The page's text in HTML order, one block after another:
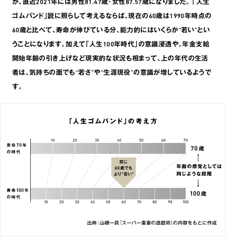
が､直近2021年には男性81.47歳･女性87.57歳になりました。 ｢人生
ゴムバンド｣説に照らして考えるならば､現在の60歳は1990年時点の
60歳と比べて､寿命が伸びている分､能力的にはいくらか“若い”とい
うことになります。加えて｢人生100年時代｣の意識浸透や､年金支給
開始年齢の引き上げなど現実的な状況も相まって､上の年代の生活
者は､気持ちの面でも“若さ”や“生涯現役”の意識が増しているようで
す。